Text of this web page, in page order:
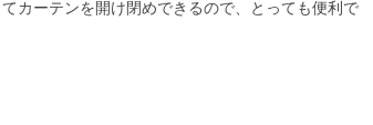
カーテンを開け閉めできるので、とっても便利で